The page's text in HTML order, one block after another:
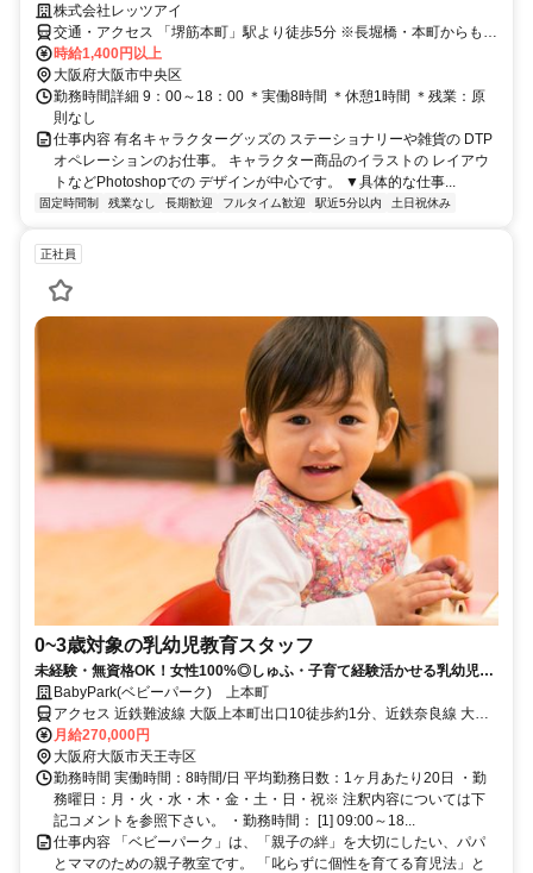
株式会社レッツアイ
交通・アクセス 「堺筋本町」駅より徒歩5分 ※長堀橋・本町からも徒
歩圏内
時給1,400円以上
大阪府大阪市中央区
勤務時間詳細 9：00～18：00 ＊実働8時間 ＊休憩1時間 ＊残業：原
則なし
仕事内容 有名キャラクターグッズの ステーショナリーや雑貨の DTP
オペレーションのお仕事。 キャラクター商品のイラストの レイアウ
トなどPhotoshopでの デザインが中心です。 ▼具体的な仕事...
固定時間制 残業なし 長期歓迎 フルタイム歓迎 駅近5分以内 土日祝休み
正社員
0~3歳対象の乳幼児教育スタッフ
未経験・無資格OK！女性100%◎しゅふ・子育て経験活かせる乳幼児教
育スタッフ
BabyPark(ベビーパーク) 上本町
アクセス 近鉄難波線 大阪上本町出口10徒歩約1分、近鉄奈良線 大阪
上本町出口10徒歩約1分、大阪市営谷町線 谷町九丁目7番口徒歩約2分
月給270,000円
大阪府大阪市天王寺区
勤務時間 実働時間：8時間/日 平均勤務日数：1ヶ月あたり20日 ・勤
務曜日：月・火・水・木・金・土・日・祝※ 注釈内容については下
記コメントを参照下さい。 ・勤務時間： [1] 09:00～18...
仕事内容 「ベビーパーク」は、「親子の絆」を大切にしたい、パパ
とママのための親子教室です。 「叱らずに個性を育てる育児法」と